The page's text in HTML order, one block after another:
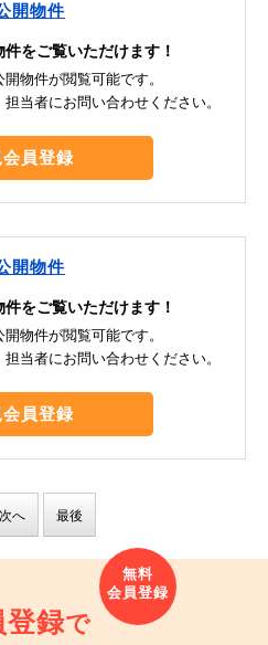
開物件
をご覧いただけます！
物件が閲覧可能です。
当者にお問い合わせください。
会員登録
開物件
をご覧いただけます！
物件が閲覧可能です。
当者にお問い合わせください。
会員登録
次へ 最後
登録で